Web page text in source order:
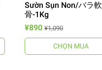
Sườn Sụn Non/バラ軟
骨-1Kg
¥890 ¥1,090
CHỌN MUA